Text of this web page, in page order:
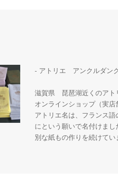
- アトリエ アンクルダン
滋賀県 琵琶湖近くのアト
オンラインショップ（実店
アトリエ名は、フランス
にという願いで名付けま
別な紙もの作りを続けてい